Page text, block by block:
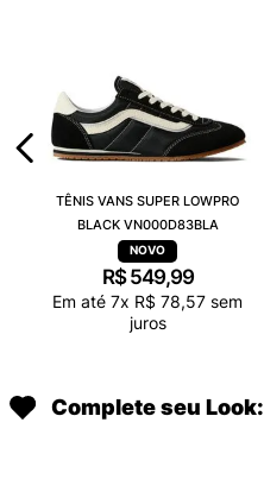
TÊNIS VANS SUPER LOWPRO
BLACK VN000D83BLA
R$ 549,99
Em até 7x R$ 78,57 sem
juros
Complete seu Look: